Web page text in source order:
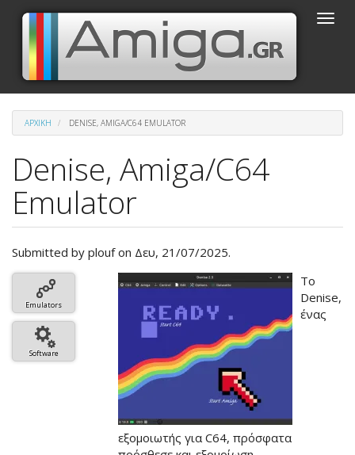
Παράκαμψη
κυρίως
περιεχόμενο
Toggle
ΑΡΧΙΚΉ DENISE, AMIGA/C64 EMULATOR
Denise, Amiga/C64
Emulator
Submitted by ploufon Δευ, 21/07/2025.
Emulators
Software
Βασική
άρθρου
Το
Denise,
ένας
εξομοιωτής για C64, πρόσφατα